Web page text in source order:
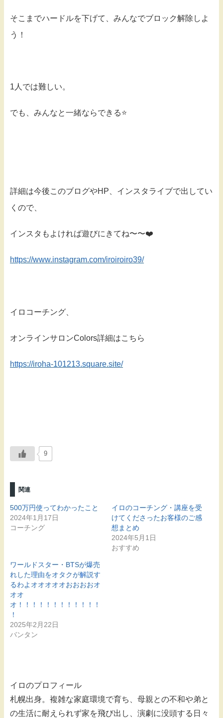
そこまでハードルを下げて、みんなでブロック解除しよ
う！
1人では難しい。
でも、みんなと一緒ならできる⭐️
詳細は今後このブログやHP、インスタライブで出してい
くので、
インスタもよければ遊びにきてね〜〜❤️
https://www.instagram.com/iroiroiro39/
イロコーチング、
オンラインサロンColors詳細はこちら
https://iroha-101213.square.site/
9
関連
500万円使ってわかったこと
2024年1月17日
コーチング
イロのコーチング・講座を受
けてくださったお客様のご感
想まとめ
2024年5月1日
おすすめ
ワールドスター・BTSが爆売
れした理由をオタクが解説す
るわよオオオオオおおおおオ
オオ
オ！！！！！！！！！！！！
！
2025年2月22日
バンタン
イロのプロフィール
札幌出身。複雑な家庭環境で育ち、母親との不和や弟と
の生活に耐えられず家を飛び出し、演劇に没頭する日々